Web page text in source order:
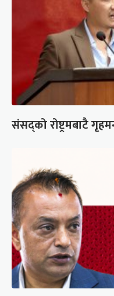
संसद्को रोष्ट्रमबाटै